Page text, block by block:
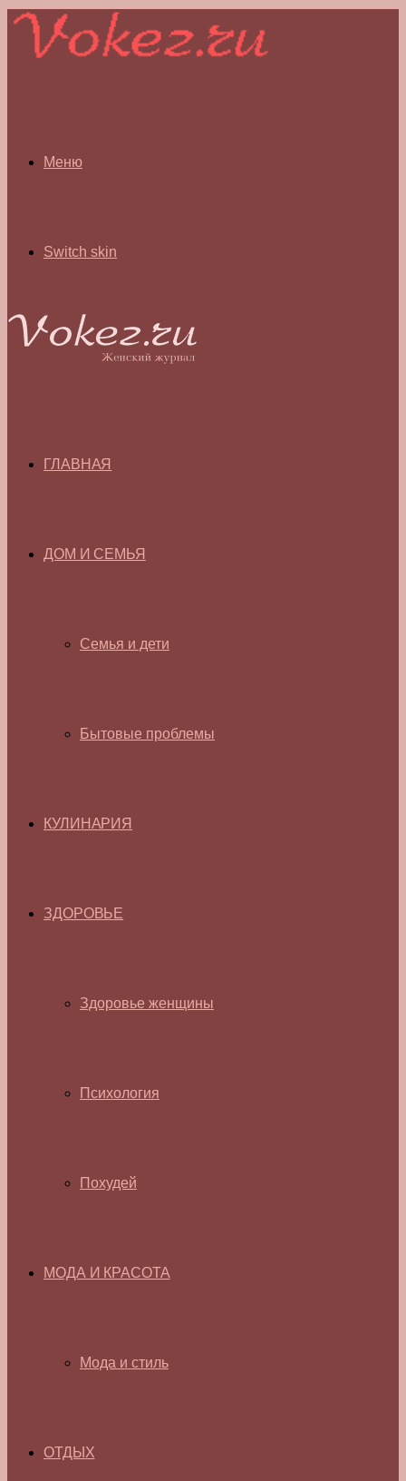
Меню
Switch skin
ГЛАВНАЯ
ДОМ И СЕМЬЯ
Семья и дети
Бытовые проблемы
КУЛИНАРИЯ
ЗДОРОВЬЕ
Здоровье женщины
Психология
Похудей
МОДА И КРАСОТА
Мода и стиль
ОТДЫХ